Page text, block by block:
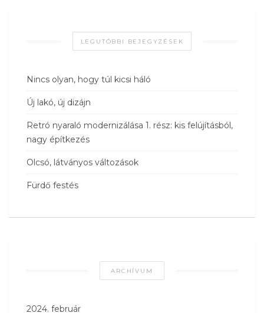
LEGUTÓBBI BEJEGYZÉSEK
Nincs olyan, hogy túl kicsi háló
Új lakó, új dizájn
Retró nyaraló modernizálása 1. rész: kis felújításból,
nagy építkezés
Olcsó, látványos változások
Fürdő festés
ARCHÍVUM
2024. február